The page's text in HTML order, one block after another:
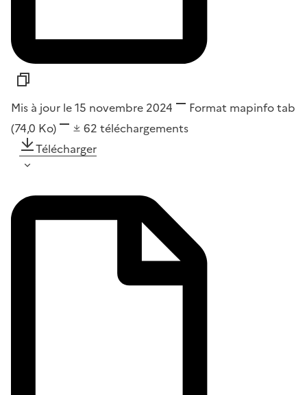
Mis à jour le 15 novembre 2024 Format mapinfo tab
(74,0 Ko)
62 téléchargements
Télécharger